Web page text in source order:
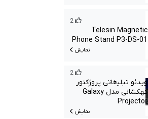
2
Telesin Magnetic
Phone Stand P3-DS-01
نمایش
2
ویدئو تبلیغاتی پروژکتور
کهکشانی مدل Galaxy
Projector
نمایش